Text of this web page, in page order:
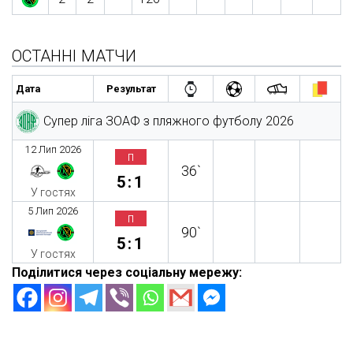
ОСТАННІ МАТЧИ
Дата Результат
Супер ліга ЗОАФ з пляжного футболу 2026
12 Лип 2026
У гостях
п
5:1
36`
5 Лип 2026
У гостях
п
5:1
90`
Поділитися через соціальну мережу: